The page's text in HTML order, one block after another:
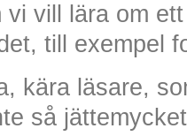
vi vill lära om
till exempel
kära läsare,
så